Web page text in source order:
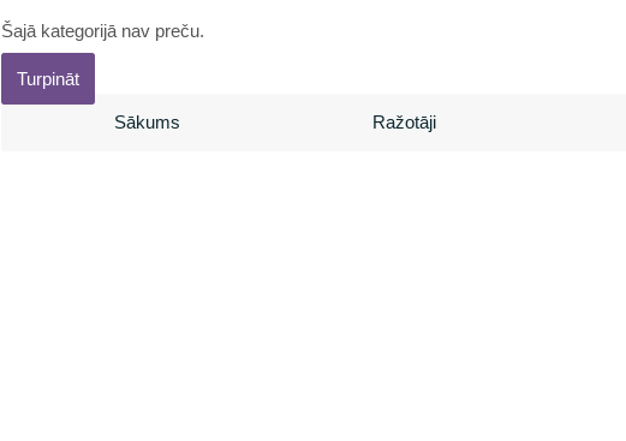
Šajā kategorijā nav preču.
Turpināt
Sākums Ražotāji